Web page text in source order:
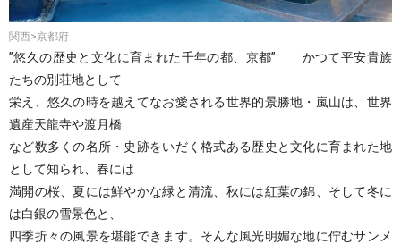
関西>京都府
”悠久の歴史と文化に育まれた千年の都、京都” かつて平安貴族
たちの別荘地として
栄え、悠久の時を越えてなお愛される世界的景勝地・嵐山は、世界
遺産天龍寺や渡月橋
など数多くの名所・史跡をいだく格式ある歴史と文化に育まれた地
として知られ、春には
満開の桜、夏には鮮やかな緑と清流、秋には紅葉の錦、そして冬に
は白銀の雪景色と、
四季折々の風景を堪能できます。そんな風光明媚な地に佇むサンメ